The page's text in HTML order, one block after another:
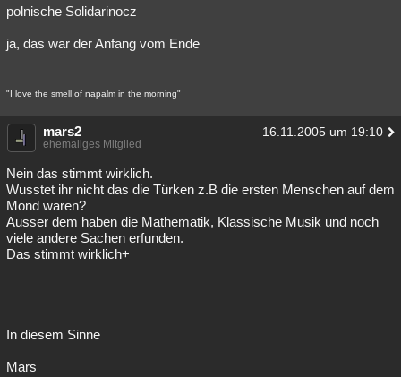
polnische Solidarinocz
ja, das war der Anfang vom Ende
"I love the smell of napalm in the morning"
mars2 16.11.2005 um 19:10
ehemaliges Mitglied
Nein das stimmt wirklich.
Wusstet ihr nicht das die Türken z.B die ersten Menschen auf dem
Mond waren?
Ausser dem haben die Mathematik, Klassische Musik und noch
viele andere Sachen erfunden.
Das stimmt wirklich+
In diesem Sinne
Mars